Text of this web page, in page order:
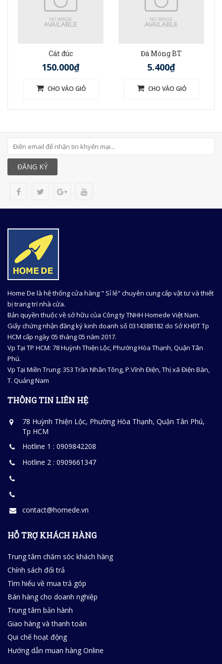
Cát đúc
150.000₫
CHO VÀO GIỎ
Đá Móng BT
5.400₫
CHO VÀO GIỎ
ĐĂNG KÝ
Home De là hệ thống cửa hàng " Sỉ lẻ" chuyên cung cấp vật tư và thiết
bị trang trí nhà cửa.
Bản quyền thuộc về sở hữu của Công ty TNHH Homede Việt Nam.
Giấy chứng nhận đăng ký kinh doanh số 0314388182 do Sở KHĐT Tp
HCM cấp ngày 05 tháng 05 năm 2017.
Vp Tại TP HCM: 78 Huỳnh Thiện Lộc, Phướng Hòa Thạnh, Quận Tân
Phú.
Vp Tại Miền Trung: 353 Trần Nhân Tông, P.Vĩnh Điện, Thị xã Điện Bàn,
T. Quảng Nam
THÔNG TIN LIÊN HỆ
78 Huỳnh Thiện Lộc, Phường Hòa Thạnh, Quận Tân Phú,
Tp HCM
Hotline 1 : 0909842208
Hotline 2 : 0909661347
contact@homede.vn
HỖ TRỢ KHÁCH HÀNG
Trung tâm chăm sóc khách hàng
Chính sách đổi trả
Tìm hiểu về mua trả góp
Bán hàng cho doanh nghiệp
Trung tâm bản hành
Giao hàng và thanh toán
Qui chế hoạt động
Hướng dẫn muan hàng Online